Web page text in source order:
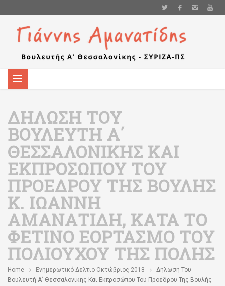
ΔΉΛΩΣΗ ΤΟΥ
ΒΟΥΛΕΥΤΉ Α΄
ΘΕΣΣΑΛΟΝΊΚΗΣ ΚΑΙ
ΕΚΠΡΟΣΏΠΟΥ ΤΟΥ
ΠΡΟΈΔΡΟΥ ΤΗΣ ΒΟΥΛΉΣ
Κ. ΙΩΆΝΝΗ
ΑΜΑΝΑΤΊΔΗ, ΚΑΤΆ ΤΟ
ΦΕΤΙΝΌ ΕΟΡΤΑΣΜΌ ΤΟΥ
ΠΟΛΙΟΎΧΟΥ ΤΗΣ ΠΌΛΗΣ
Home Ενημερωτικό Δελτίο Οκτώβριος 2018
Δήλωση Του
Βουλευτή Α΄ Θεσσαλονίκης Και Εκπροσώπου Του Προέδρου Της Βουλής